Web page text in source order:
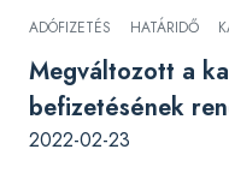
ADÓFIZETÉS HATÁRIDŐ
Megváltozott a
befizetésének
2022-02-23